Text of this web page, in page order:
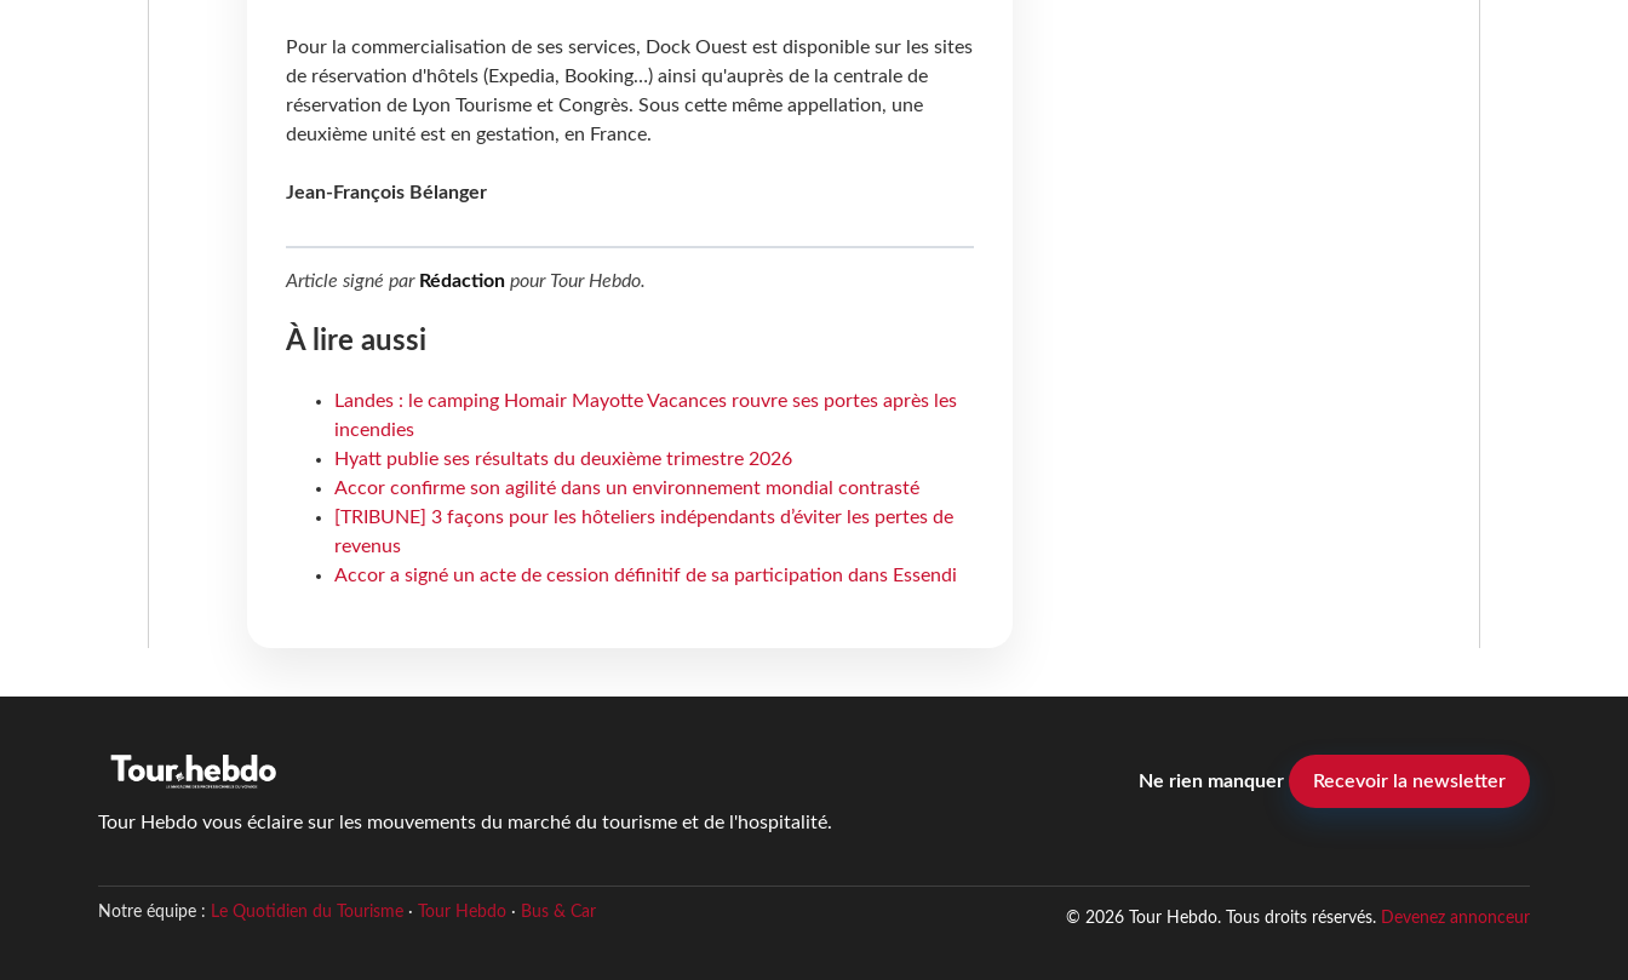
Pour la commercialisation de ses services, Dock Ouest est disponible sur les sites
de réservation d'hôtels (Expedia, Booking…) ainsi qu'auprès de la centrale de
réservation de Lyon Tourisme et Congrès. Sous cette même appellation, une
deuxième unité est en gestation, en France.
Jean-François Bélanger
Article signé par Rédactionpour Tour Hebdo.
À lire aussi
Landes : le camping Homair Mayotte Vacances rouvre ses portes après les
incendies
Hyatt publie ses résultats du deuxième trimestre 2026
Accor confirme son agilité dans un environnement mondial contrasté
[TRIBUNE] 3 façons pour les hôteliers indépendants d’éviter les pertes de
revenus
Accor a signé un acte de cession définitif de sa participation dans Essendi
Tour Hebdo vous éclaire sur les mouvements du marché du tourisme et de l'hospitalité.
Ne rien manquer Recevoir la newsletter
Notre équipe : Le Quotidien du Tourisme· Tour Hebdo· Bus & Car © 2026 Tour Hebdo. Tous droits réservés. Devenez annonceur